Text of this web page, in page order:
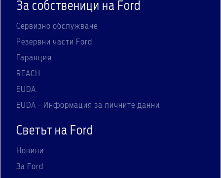
За собственици на Ford
Сервизно обслужване
Резервни части Ford
Гаранция
REACH
EUDA
EUDA - Информация за личните данни
Светът на Ford
Новини
За Ford